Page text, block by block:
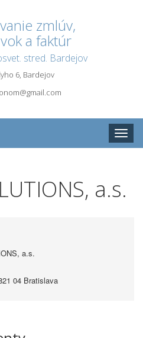
zmlúv,
a faktúr
stred. Bardejov
6, Bardejov
Toggle
a.s.
a.s.
04 Bratislava